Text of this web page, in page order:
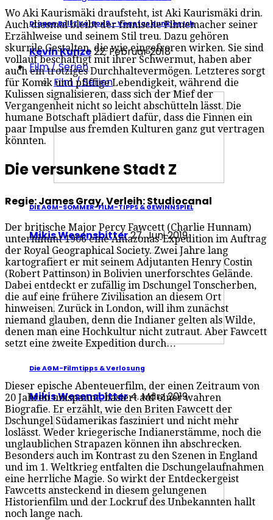
Dragon Ball Z Kai Box 8 – Vegetas dunkles Ich
Kevin Kunze22. Februar 2018
Film / Serien
Film / Serien
DIE AGM-SOMMER-FILM-TIPPS & GEWINNSPIEL
Mikis Wesensbitter27. Juni 2019
Die AGM-Filmtipps & Verlosung
Mikis Wesensbitter4. März 2019
Wo Aki Kaurismäki draufsteht, ist Aki Kaurismäki drin.
Auch diesmal bleibt der finnische Filmemacher seiner
Erzählweise und seinem Stil treu. Dazu gehören
skurrile Gestalten, die wie eingefroren wirken. Sie sind
vollauf beschäftigt mit ihrer Schwermut, haben aber
auch ein trotziges Durchhaltevermögen. Letzteres sorgt
für Komik und pfiffige Lebendigkeit, während die
Kulissen signalisieren, dass sich der Mief der
Vergangenheit nicht so leicht abschütteln lässt. Die
humane Botschaft plädiert dafür, dass die Finnen ein
paar Impulse aus fremden Kulturen ganz gut vertragen
könnten.
Die versunkene Stadt Z
Regie: James Gray, Verleih: Studiocanal
Der britische Major Percy Fawcett (Charlie Hunnam)
unternimmt 1906 eine Amazonas-Expedition im Auftrag
der Royal Geographical Society. Zwei Jahre lang
kartografiert er mit seinem Adjutanten Henry Costin
(Robert Pattinson) in Bolivien unerforschtes Gelände.
Dabei entdeckt er zufällig im Dschungel Tonscherben,
die auf eine frühere Zivilisation an diesem Ort
hinweisen. Zurück in London, will ihm zunächst
niemand glauben, denn die Indianer gelten als Wilde,
denen man eine Hochkultur nicht zutraut. Aber Fawcett
setzt eine zweite Expedition durch…
Dieser epische Abenteuerfilm, der einen Zeitraum von
20 Jahren umspannt, basiert auf einer wahren
Biografie. Er erzählt, wie den Briten Fawcett der
Dschungel Südamerikas fasziniert und nicht mehr
loslässt. Weder kriegerische Indianerstämme, noch die
unglaublichen Strapazen können ihn abschrecken.
Besonders auch im Kontrast zu den Szenen in England
und im 1. Weltkrieg entfalten die Dschungelaufnahmen
eine herrliche Magie. So wirkt der Entdeckergeist
Fawcetts ansteckend in diesem gelungenen
Historienfilm und der Lockruf des Unbekannten hallt
noch lange nach.